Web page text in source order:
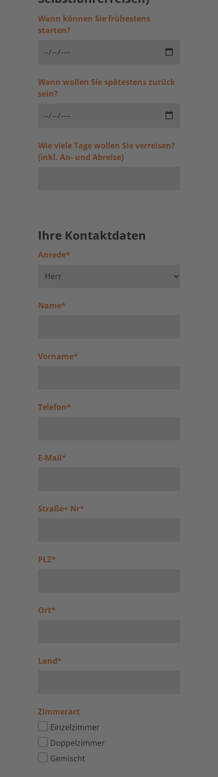
Wann können Sie frühestens
starten?
Wann wollen Sie spätestens zurück
sein?
Wie viele Tage wollen Sie verreisen?
(inkl. An- und Abreise)
Ihre Kontaktdaten
Anrede*
Name*
Vorname*
Telefon*
E-Mail*
Straße+ Nr*
PLZ*
Ort*
Land*
Zimmerart
Einzelzimmer
Doppelzimmer
Gemischt